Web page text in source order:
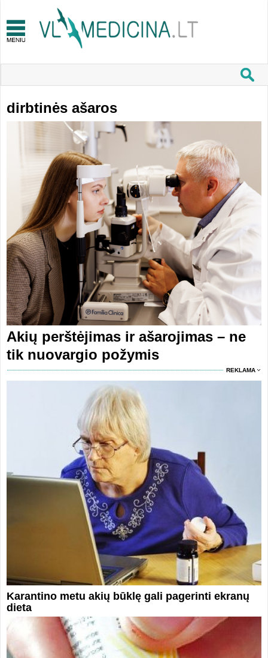
dirbtinės ašaros
Akių perštėjimas ir ašarojimas – ne
tik nuovargio požymis
REKLAMA
Karantino metu akių būklę gali pagerinti ekranų
dieta